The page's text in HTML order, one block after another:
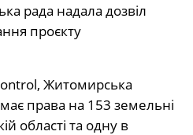
рада надала дозвіл
проєкту
Житомирська
права на 153 земельні
області та одну в